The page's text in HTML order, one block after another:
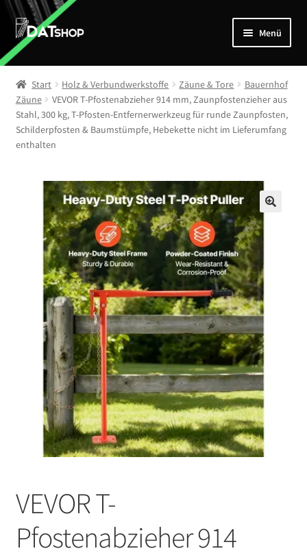
Zur
Navigation
springen
Zum
Inhalt
springen
Menü
Home
Shop
öffnen
Mein Account
Start Holz & Verbundwerkstoffe Zäune & Tore
Bauernhof
Zäune
VEVOR T-Pfostenabzieher 914 mm, Zaunpfostenzieher aus
Stahl, 300 kg, T-Pfosten-Entfernerwerkzeug für runde Zaunpfosten,
Schilderpfosten & Baumstümpfe, Hebekette nicht im Lieferumfang
enthalten
VEVOR T-
Pfostenabzieher 914